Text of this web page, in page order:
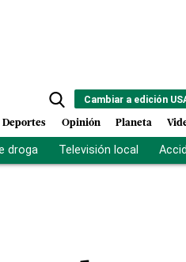
Cambiar a edición
Deportes Opinión Planeta
droga Televisión local